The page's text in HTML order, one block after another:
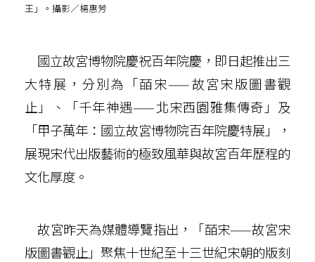
王」。攝影／楊惠芳
國立故宮博物院慶祝百年院慶，即日起推出三
大特展，分別為「皕宋——故宮宋版圖書觀
止」、「千年神遇——北宋西園雅集傳奇」及
「甲子萬年：國立故宮博物院百年院慶特展」，
展現宋代出版藝術的極致風華與故宮百年歷程的
文化厚度。
故宮昨天為媒體導覽指出，「皕宋——故宮宋
版圖書觀止」聚焦十世紀至十三世紀宋朝的版刻